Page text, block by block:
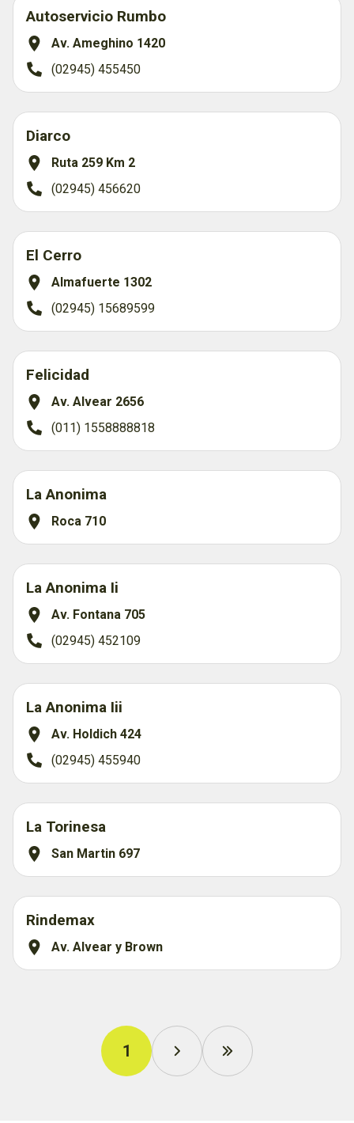
Autoservicio Rumbo
Av. Ameghino 1420
(02945) 455450
Diarco
Ruta 259 Km 2
(02945) 456620
El Cerro
Almafuerte 1302
(02945) 15689599
Felicidad
Av. Alvear 2656
(011) 1558888818
La Anonima
Roca 710
La Anonima Ii
Av. Fontana 705
(02945) 452109
La Anonima Iii
Av. Holdich 424
(02945) 455940
La Torinesa
San Martin 697
Rindemax
Av. Alvear y Brown
1